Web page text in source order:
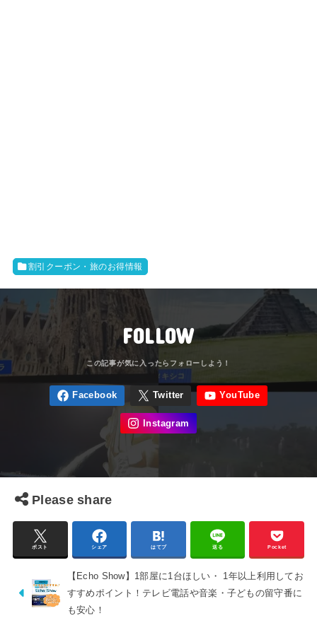
割引クーポン・旅のお得情報
FOLLOW
Please share
ポスト シェア はてブ 送る Pocket
【Echo Show】1部屋に1台ほしい・ 1年以上利用してお
すすめポイント！テレビ電話や音楽・子どもの留守番に
も安心！